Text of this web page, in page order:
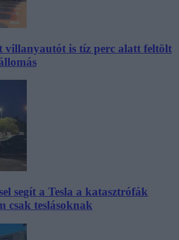
villanyautót is tíz perc alatt feltölt
segít a Tesla a katasztrófák
csak teslásoknak